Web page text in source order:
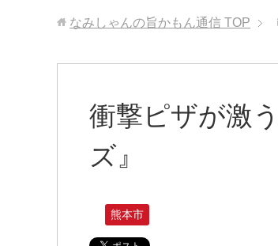
なみしゃんの旨かもん通信 TOP
衝撃ピザが激
ズ』
熊本市